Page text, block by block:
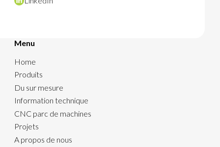
Menu
Home
Produits
Du sur mesure
Information technique
CNC parc de machines
Projets
A propos de nous